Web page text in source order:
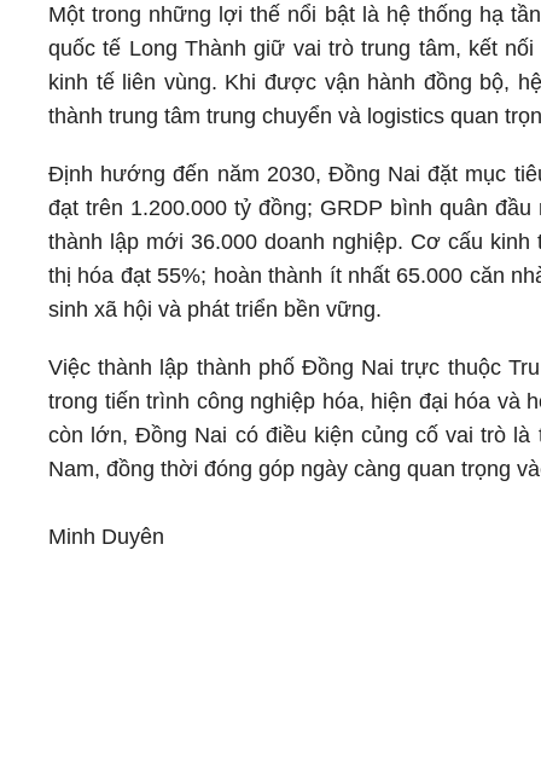
Một trong những lợi thế nổi bật là hệ thống hạ
quốc tế Long Thành giữ vai trò trung tâm, kết
kinh tế liên vùng. Khi được vận hành đồng bộ,
thành trung tâm trung chuyển và logistics quan
Định hướng đến năm 2030, Đồng Nai đặt mục
đạt trên 1.200.000 tỷ đồng; GRDP bình quân
thành lập mới 36.000 doanh nghiệp. Cơ cấu
thị hóa đạt 55%; hoàn thành ít nhất 65.000 căn
sinh xã hội và phát triển bền vững.
Việc thành lập thành phố Đồng Nai trực thuộc
trong tiến trình công nghiệp hóa, hiện đại hóa và
còn lớn, Đồng Nai có điều kiện củng cố vai trò
Nam, đồng thời đóng góp ngày càng quan trọng
Minh Duyên